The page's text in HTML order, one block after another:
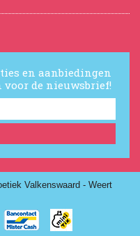
en aanbiedingen
voor de nieuwsbrief!
Valkenswaard - Weert